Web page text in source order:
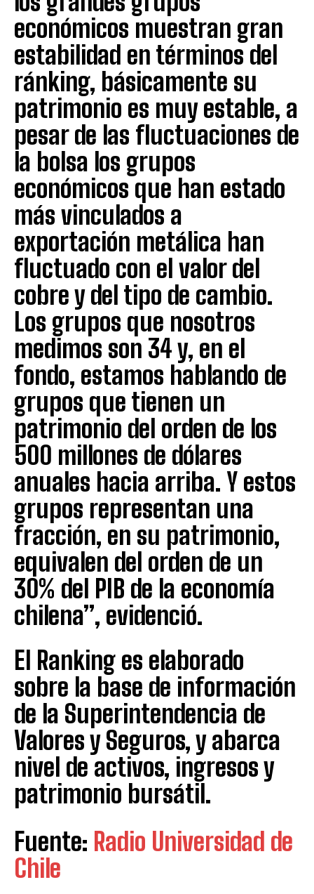
económicos muestran gran
estabilidad en términos del
ránking, básicamente su
patrimonio es muy estable, a
pesar de las fluctuaciones de
la bolsa los grupos
económicos que han estado
más vinculados a
exportación metálica han
fluctuado con el valor del
cobre y del tipo de cambio.
Los grupos que nosotros
medimos son 34 y, en el
fondo, estamos hablando de
grupos que tienen un
patrimonio del orden de los
500 millones de dólares
anuales hacia arriba. Y estos
grupos representan una
fracción, en su patrimonio,
equivalen del orden de un
30% del PIB de la economía
chilena”, evidenció.
El Ranking es elaborado
sobre la base de información
de la Superintendencia de
Valores y Seguros, y abarca
nivel de activos, ingresos y
patrimonio bursátil.
Fuente: Radio Universidad de
Chile